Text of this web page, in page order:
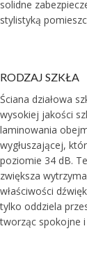
solidne
stylistyką
RODZAJ SZKŁA
Ściana działowa
wysokiej jakości
laminowania
wygłuszającej,
poziomie 34 dB.
zwiększa
właściwości
tylko oddziela
tworząc spokojne